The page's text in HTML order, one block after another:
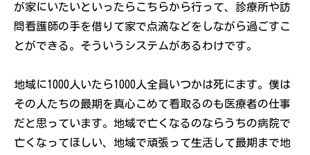
が家にいたいといったらこちらから行って、診療所や訪
問看護師の手を借りて家で点滴などをしながら過ごすこ
とができる。そういうシステムがあるわけです。
地域に1000人いたら1000人全員いつかは死にます。僕は
その人たちの最期を真心こめて看取るのも医療者の仕事
だと思っています。地域で亡くなるのならうちの病院で
亡くなってほしい、地域で頑張って生活して最期まで地